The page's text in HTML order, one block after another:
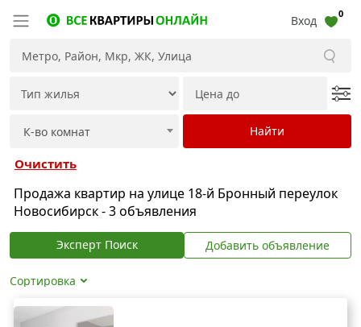
Вход 0
Очистить
Продажа квартир на улице 18-й Бронный переулок
Новосибирск - 3 объявления
Эксперт Поиск Добавить объявление
Сортировка